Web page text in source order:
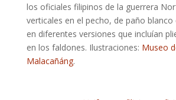
los oficiales filipinos de la guerrera
verticales en el pecho, de paño blanco
en diferentes versiones que incluían
en los faldones. Ilustraciones: Museo
Malacañáng.